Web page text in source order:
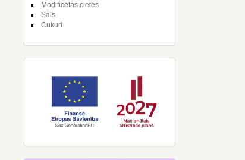
Modificētās cietes
Sāls
Cukuri